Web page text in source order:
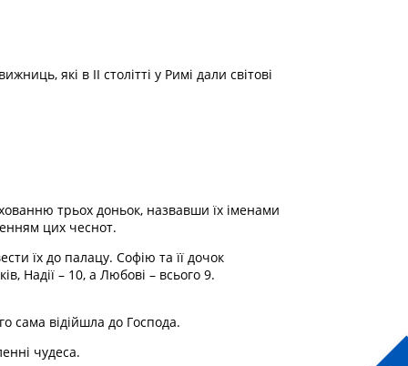
які в II столітті у Римі дали світові
трьох доньок, назвавши їх іменами
цих чеснот.
їх до палацу. Софію та її дочок
Надії – 10, а Любові – всього 9.
сама відійшла до Господа.
чудеса.